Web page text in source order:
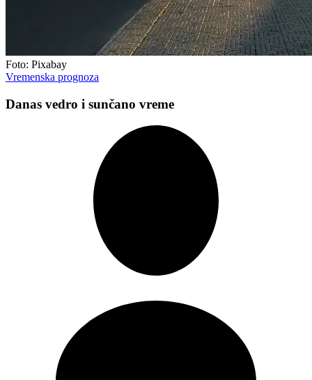
Foto: Pixabay
Vremenska prognoza
Danas vedro i sunčano vreme